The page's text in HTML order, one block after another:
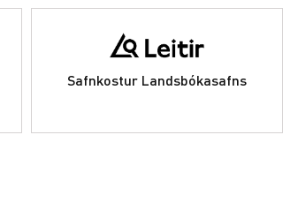
Safnkostur Landsbókasafns